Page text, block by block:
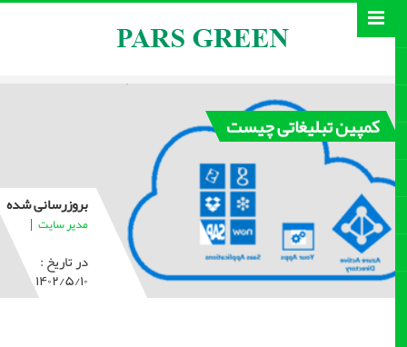
کمپین تبلیغاتی چیست
بروزرسانی شده
مدیر سایت |
در تاریخ :
۱۴۰۲/۵/۱۰